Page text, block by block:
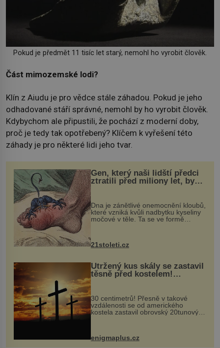
Pokud je předmět 11 tisíc let starý, nemohl ho vyrobit člověk.
Část mimozemské lodi?
Klín z Aiudu je pro vědce stále záhadou. Pokud je jeho
odhadované stáří správné, nemohl by ho vyrobit člověk.
Kdybychom ale připustili, že pochází z moderní doby,
proč je tedy tak opotřebený? Klíčem k vyřešení této
záhady je pro některé lidi jeho tvar.
Gen, který naši lidští předci
ztratili před miliony let, by
mohl pomoci s léčbou
„nemoci králů“
Dna je zánětlivé onemocnění kloubů,
které vzniká kvůli nadbytku kyseliny
močové v těle. Ta se ve formě
nohou, a způsobuje bole...
21stoleti.cz
Utržený kus skály se zastavil
těsně před kostelem!
Ochránila ho boží síla?
30 centimetrů! Přesně v takové
vzdálenosti se od amerického
kostela zastavil obrovský 20tunový
...
enigmaplus.cz